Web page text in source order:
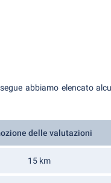
abbiamo elencato
delle valutazioni
15 km